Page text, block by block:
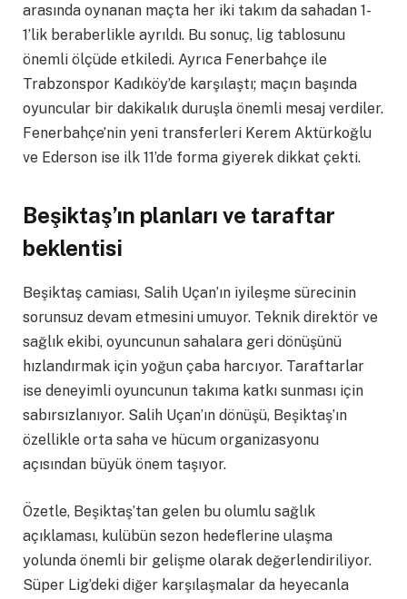
arasında oynanan maçta her iki takım da sahadan 1-
1’lik beraberlikle ayrıldı. Bu sonuç, lig tablosunu
önemli ölçüde etkiledi. Ayrıca Fenerbahçe ile
Trabzonspor Kadıköy’de karşılaştı; maçın başında
oyuncular bir dakikalık duruşla önemli mesaj verdiler.
Fenerbahçe’nin yeni transferleri Kerem Aktürkoğlu
ve Ederson ise ilk 11’de forma giyerek dikkat çekti.
Beşiktaş’ın planları ve taraftar
beklentisi
Beşiktaş camiası, Salih Uçan’ın iyileşme sürecinin
sorunsuz devam etmesini umuyor. Teknik direktör ve
sağlık ekibi, oyuncunun sahalara geri dönüşünü
hızlandırmak için yoğun çaba harcıyor. Taraftarlar
ise deneyimli oyuncunun takıma katkı sunması için
sabırsızlanıyor. Salih Uçan’ın dönüşü, Beşiktaş’ın
özellikle orta saha ve hücum organizasyonu
açısından büyük önem taşıyor.
Özetle, Beşiktaş’tan gelen bu olumlu sağlık
açıklaması, kulübün sezon hedeflerine ulaşma
yolunda önemli bir gelişme olarak değerlendiriliyor.
Süper Lig’deki diğer karşılaşmalar da heyecanla